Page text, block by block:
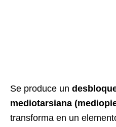
Se produce un
mediotarsiana
transforma en un